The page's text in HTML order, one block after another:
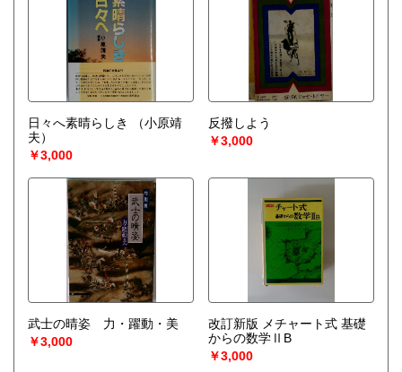
日々へ素晴らしき
（小原靖
夫）
￥3,000
反撥しよう
￥3,000
武士の晴姿 力・躍動・美
￥3,000
改訂新版 メチャート式 基礎
からの数学ⅡB
￥3,000